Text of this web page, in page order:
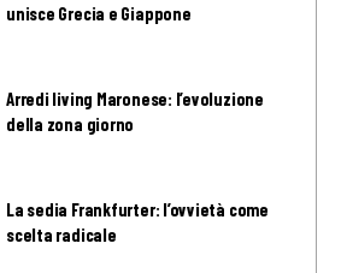
unisce Grecia e Giappone
Arredi living Maronese: l’evoluzione
della zona giorno
La sedia Frankfurter: l’ovvietà come
scelta radicale